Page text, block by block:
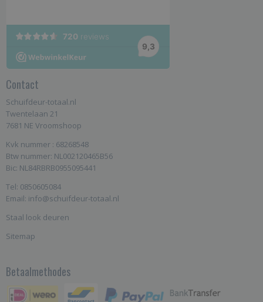
Contact
Schuifdeur-totaal.nl
Twentelaan 21
7681 NE Vroomshoop
Kvk nummer : 68268548
Btw nummer: NL002120465B56
Bic: NL84RBRB0955095441
Tel: 0850605084
Email: info@schuifdeur-totaal.nl
Staal look deuren
Sitemap
Betaalmethodes